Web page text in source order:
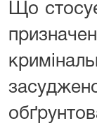
Що